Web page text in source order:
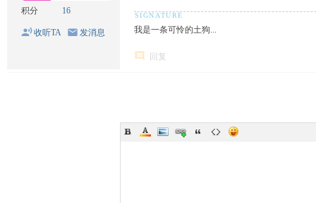
积分 16
收听TA 发消息 我是一条可怜的土狗...
回复